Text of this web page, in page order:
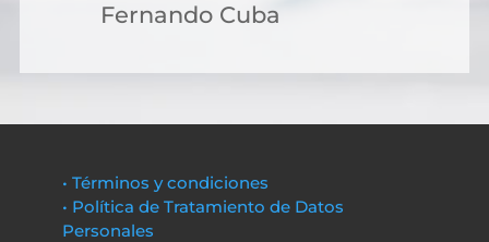
Fernando Cuba
• Términos y condiciones
• Política de Tratamiento de Datos
Personales